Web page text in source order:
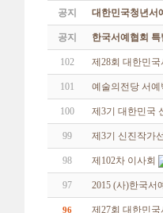
공지 대한민국청년서
공지 한국서예협회
102 제28회 대한민
101 예술의전당 서
100 제3기 대한민국
99 제3기 신진작가
98 제102차 이사회
97 2015 (사)한국서
96 제27회 대한민국